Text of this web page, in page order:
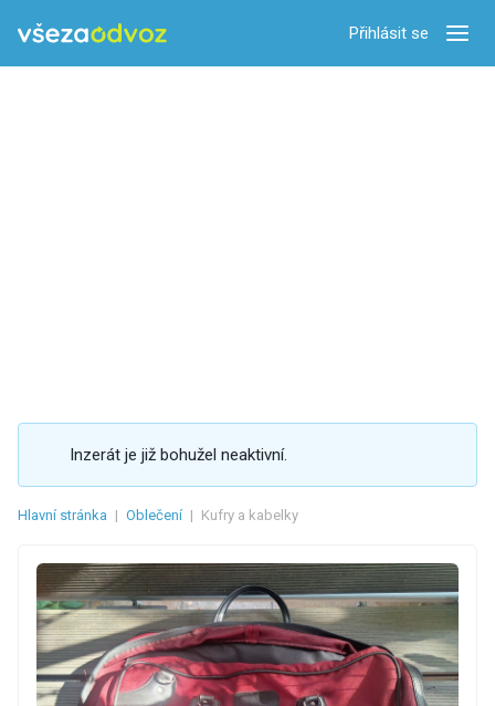
Přihlásit se
Inzerát je již bohužel neaktivní.
Hlavní stránka | Oblečení | Kufry a kabelky